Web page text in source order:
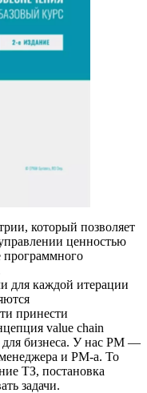
который позволяет
ценностью
программного
для каждой итерации
принести
value chain
для бизнеса. У нас PM —
и PM-а. То
ТЗ, постановка
задачи.